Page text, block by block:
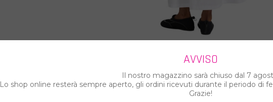
AVVISO
Il nostro magazzino sarà chiuso dal 7
Lo shop online resterà sempre aperto, gli ordini ricevuti durante il periodo di
Grazie!